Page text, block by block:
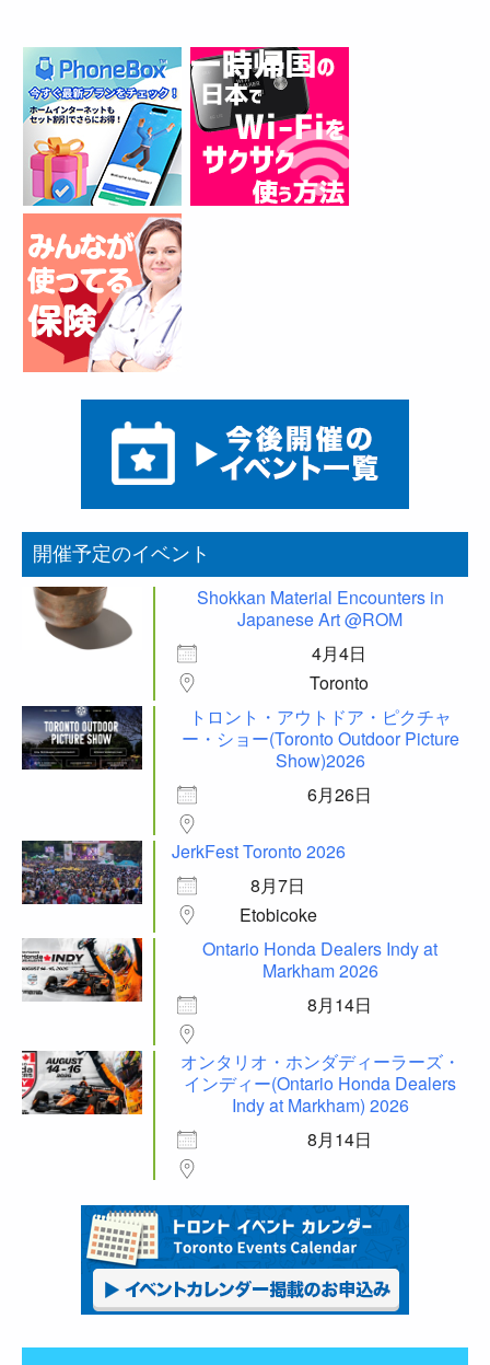
開催予定のイベント
Shokkan Material Encounters in
Japanese Art @ROM
4月4日
Toronto
トロント・アウトドア・ピクチャ
ー・ショー(Toronto Outdoor Picture
Show)2026
6月26日
JerkFest Toronto 2026
8月7日
Etobicoke
Ontario Honda Dealers Indy at
Markham 2026
8月14日
オンタリオ・ホンダディーラーズ・
インディー(Ontario Honda Dealers
Indy at Markham) 2026
8月14日